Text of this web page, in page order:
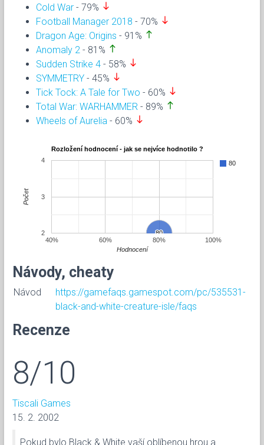
Cold War - 79% south
Football Manager 2018 - 70% south
Dragon Age: Origins - 91% north
Anomaly 2 - 81% north
Sudden Strike 4 - 58% south
SYMMETRY - 45% south
Tick Tock: A Tale for Two - 60% south
Total War: WARHAMMER - 89% north
Wheels of Aurelia - 60% south
Rozložení hodnocení - jak se nejvíce hodnotilo ?
80
80
80
40%
60% 80% 100%
2
3
4
Hodnocení
Počet
Návody, cheaty
Návod
https://gamefaqs.gamespot.com/pc/535531-
black-and-white-creature-isle/faqs
Recenze
8/10
Tiscali Games
15. 2. 2002
Pokud bylo Black & White vaší oblíbenou hrou a